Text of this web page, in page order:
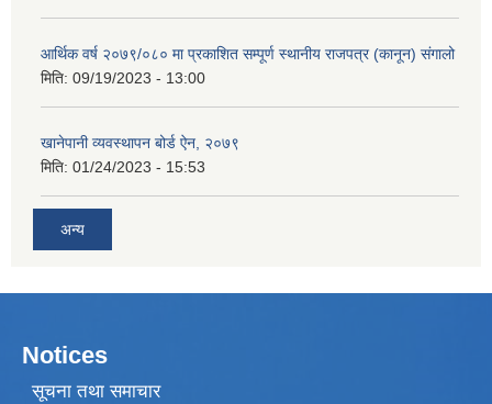
आर्थिक वर्ष २०७९/०८० मा प्रकाशित सम्पूर्ण स्थानीय राजपत्र (कानून) संगालो
मिति: 09/19/2023 - 13:00
खानेपानी व्यवस्थापन बोर्ड ऐन, २०७९
मिति: 01/24/2023 - 15:53
अन्य
Notices
सूचना तथा समाचार